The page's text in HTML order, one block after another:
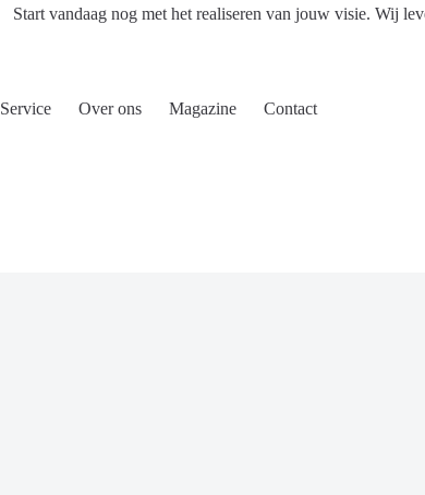
Start vandaag nog met het realiseren van jouw visie. Wij
Service Over ons Magazine Contact